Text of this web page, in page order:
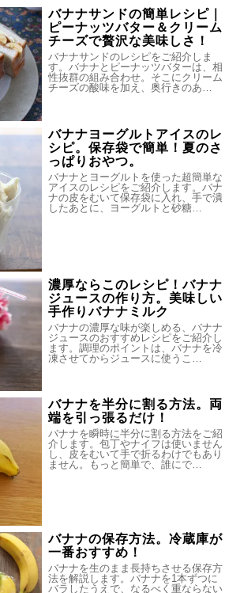
バナナサンドの簡単レシピ｜
ピーナッツバター＆クリーム
チーズで贅沢な美味しさ！
バナナサンドのレシピをご紹介しま
す。バナナとピーナッツバターは、相
性抜群の組み合わせ。そこにクリーム
チーズの酸味を加え、奥行きのあ…
バナナヨーグルトアイスのレ
シピ。保存袋で簡単！夏のさ
っぱりおやつ。
バナナとヨーグルトを使った超簡単な
アイスのレシピをご紹介します。バナ
ナの皮をむいて保存袋に入れ、手で潰
したあとに、ヨーグルトと砂糖…
濃厚ならこのレシピ！バナナ
ジュースの作り方。美味しい
手作りバナナミルク
バナナの濃厚な味が楽しめる、バナナ
ジュースのおすすめレシピをご紹介し
ます。調理のポイントは、バナナを冷
凍させてからジュースに使うこ…
バナナを半分に割る方法。両
端を引っ張るだけ！
バナナを瞬時に半分に割る方法をご紹
介します。包丁やナイフは使いません
し、皮をむいて手で折るわけでもあり
ません。もっと簡単で、誰にで…
バナナの保存方法。冷蔵庫が
一番おすすめ！
バナナを生のまま長持ちさせる保存方
法を解説します。バナナを1本ずつに
バラしたうえで、なるべく重ならない